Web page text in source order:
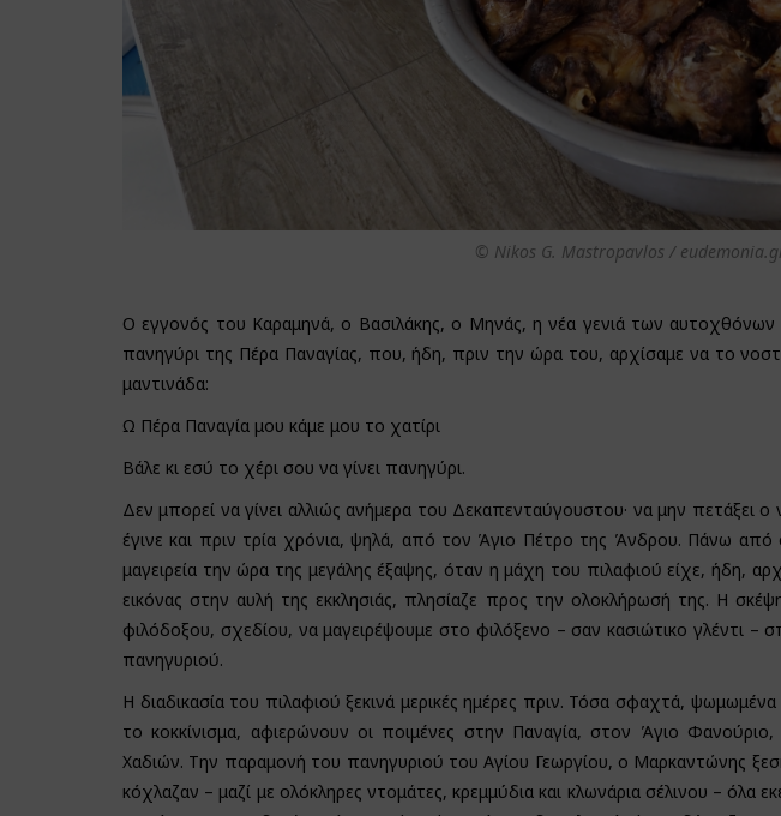
© Nikos G. Mastropavlos /
Ο εγγονός του Καραμηνά, ο Βασιλάκης, ο Μηνάς, η νέα γενιά των
πανηγύρι της Πέρα Παναγίας, που, ήδη, πριν την ώρα του, αρχίσαμε να το
μαντινάδα:
Ω Πέρα Παναγία μου κάμε μου το χατίρι
Βάλε κι εσύ το χέρι σου να γίνει πανηγύρι.
Δεν μπορεί να γίνει αλλιώς ανήμερα του Δεκαπενταύγουστου· να μην πετάξει
έγινε και πριν τρία χρόνια, ψηλά, από τον Άγιο Πέτρο της Άνδρου. Πάνω από
μαγειρεία την ώρα της μεγάλης έξαψης, όταν η μάχη του πιλαφιού είχε, ήδη,
εικόνας στην αυλή της εκκλησιάς, πλησίαζε προς την ολοκλήρωσή της. Η
φιλόδοξου, σχεδίου, να μαγειρέψουμε στο φιλόξενο – σαν κασιώτικο γλέντι –
πανηγυριού.
Η διαδικασία του πιλαφιού ξεκινά μερικές ημέρες πριν. Τόσα σφαχτά,
το κοκκίνισμα, αφιερώνουν οι ποιμένες στην Παναγία, στον Άγιο
Χαδιών. Την παραμονή του πανηγυριού του Αγίου Γεωργίου, ο Μαρκαντώνης
κόχλαζαν – μαζί με ολόκληρες ντομάτες, κρεμμύδια και κλωνάρια σέλινου – όλα